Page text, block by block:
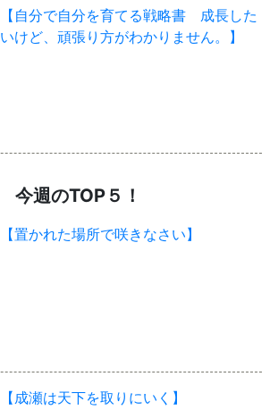
【自分で自分を育てる戦略書 成長した
いけど、頑張り方がわかりません。】
今週のTOP５！
【置かれた場所で咲きなさい】
【成瀬は天下を取りにいく】